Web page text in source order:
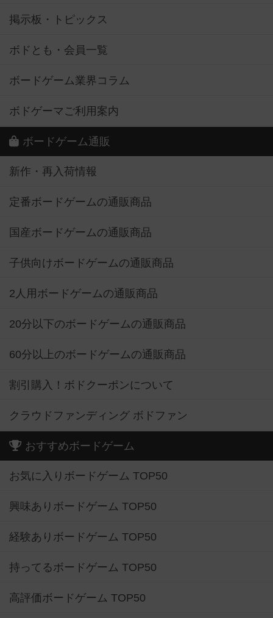
掲示板・トピックス
ボドとも・会員一覧
ボードゲーム業界コラム
ボドゲーマご利用案内
ボードゲーム通販
新作・再入荷情報
定番ボードゲームの通販商品
国産ボードゲームの通販商品
子供向けボードゲームの通販商品
2人用ボードゲームの通販商品
20分以下のボードゲームの通販商品
60分以上のボードゲームの通販商品
割引購入！ボドクーポンについて
クラウドファンディング ボドファン
おすすめボードゲーム
お気に入りボードゲーム TOP50
興味ありボードゲーム TOP50
経験ありボードゲーム TOP50
持ってるボードゲーム TOP50
高評価ボードゲーム TOP50